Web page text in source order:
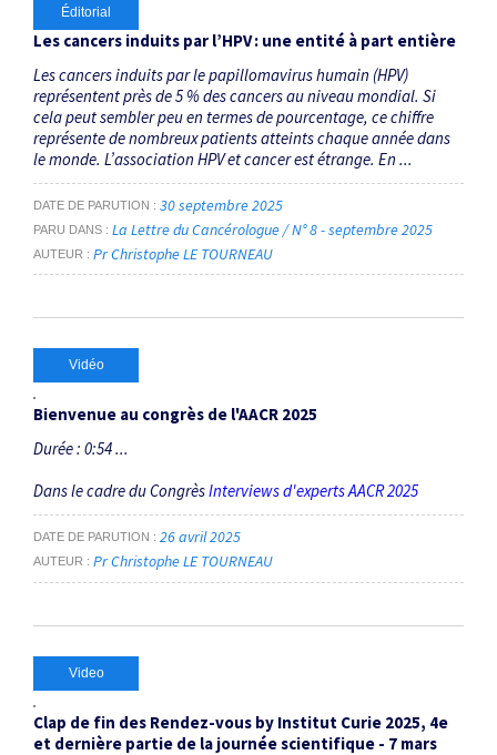
Éditorial
Les cancers induits par l’HPV : une entité à part entière
Les cancers induits par le papillomavirus humain (HPV)
représentent près de 5 % des cancers au niveau mondial. Si
cela peut sembler peu en termes de pourcentage, ce chiffre
représente de nombreux patients atteints chaque année dans
le monde. L’association HPV et cancer est étrange. En ...
DATE DE PARUTION 30 septembre 2025
PARU DANS La Lettre du Cancérologue / N° 8 - septembre 2025
AUTEUR Pr Christophe LE TOURNEAU
Vidéo
Bienvenue au congrès de l'AACR 2025
Durée : 0:54 ...
Dans le cadre du CongrèsInterviews d'experts AACR 2025
DATE DE PARUTION 26 avril 2025
AUTEUR Pr Christophe LE TOURNEAU
Video
Clap de fin des Rendez-vous by Institut Curie 2025, 4e
et dernière partie de la journée scientifique - 7 mars